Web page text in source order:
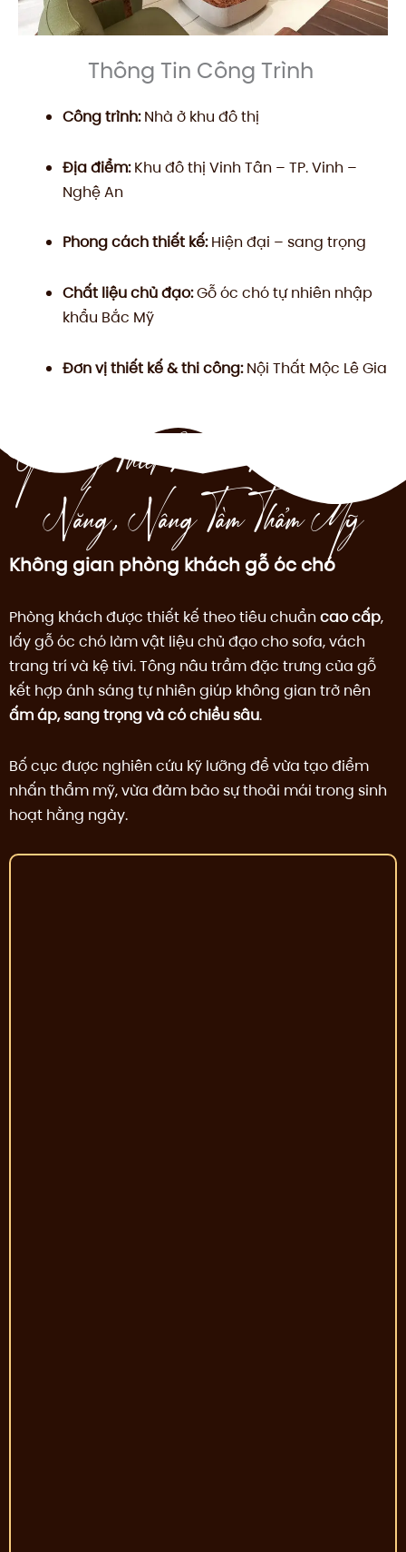
Thông Tin Công Trình
Công trình:Nhà ở khu đô thị
Địa điểm:Khu đô thị Vinh Tân – TP. Vinh –
Nghệ An
Phong cách thiết kế:Hiện đại – sang trọng
Chất liệu chủ đạo:Gỗ óc chó tự nhiên nhập
khẩu Bắc Mỹ
Đơn vị thiết kế & thi công:Nội Thất Mộc Lê Gia
Ý Tưởng Thiết Kế – Tối Ưu Công
Năng, Nâng Tầm Thẩm Mỹ
Không gian phòng khách gỗ óc chó
Phòng khách được thiết kế theo tiêu chuẩn cao cấp,
lấy gỗ óc chó làm vật liệu chủ đạo cho sofa, vách
trang trí và kệ tivi. Tông nâu trầm đặc trưng của gỗ
kết hợp ánh sáng tự nhiên giúp không gian trở nên
ấm áp, sang trọng và có chiều sâu.
Bố cục được nghiên cứu kỹ lưỡng để vừa tạo điểm
nhấn thẩm mỹ, vừa đảm bảo sự thoải mái trong sinh
hoạt hằng ngày.